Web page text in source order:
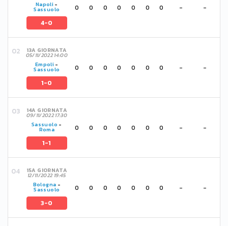
Napoli -
Sassuolo
4-0
0 0 0 0 0 0 0 - -
13A GIORNATA
05/11/2022 14:00
Empoli -
Sassuolo
1-0
0 0 0 0 0 0 0 - -
14A GIORNATA
09/11/2022 17:30
Sassuolo -
Roma
1-1
0 0 0 0 0 0 0 - -
15A GIORNATA
12/11/2022 19:45
Bologna -
Sassuolo
3-0
0 0 0 0 0 0 0 - -